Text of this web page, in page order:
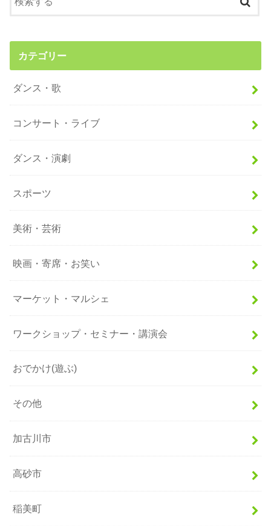
カテゴリー
ダンス・歌
コンサート・ライブ
ダンス・演劇
スポーツ
美術・芸術
映画・寄席・お笑い
マーケット・マルシェ
ワークショップ・セミナー・講演会
おでかけ(遊ぶ)
その他
加古川市
高砂市
稲美町